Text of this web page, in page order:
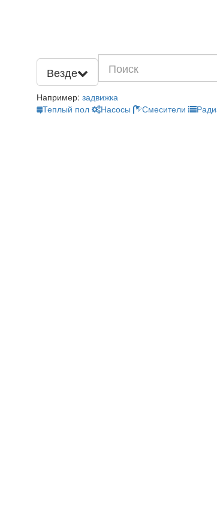
Везде
Например: задвижка
Теплый пол
Насосы Смесители